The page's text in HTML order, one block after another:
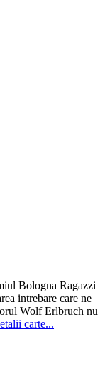
Bologna Ragazzi
intrebare care ne
Wolf Erlbruch nu
carte...